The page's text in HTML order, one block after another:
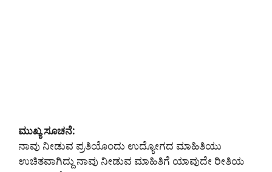
ಮುಖ್ಯ ಸೂಚನೆ:
ನಾವು ನೀಡುವ ಪ್ರತಿಯೊಂದು ಉದ್ಯೋಗದ ಮಾಹಿತಿಯು
ಉಚಿತವಾಗಿದ್ದು ನಾವು ನೀಡುವ ಮಾಹಿತಿಗೆ ಯಾವುದೇ ರೀತಿಯ